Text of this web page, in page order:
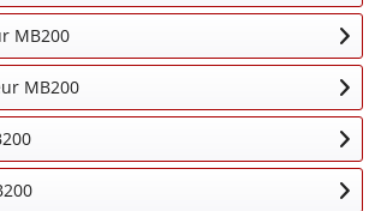
MB200
MB200